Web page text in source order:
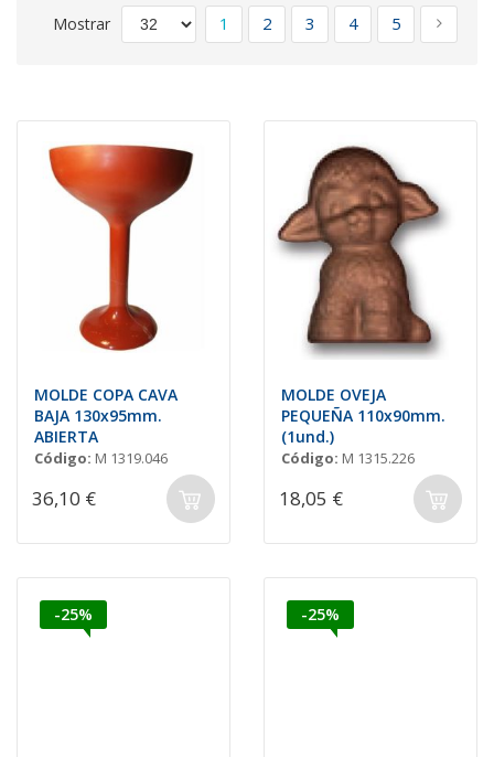
Mostrar
Página
Actualmente estás leyendo
1 Página
2 Página
3 Página
4 Página
5
MOLDE COPA CAVA
BAJA 130x95mm.
ABIERTA
Código: M 1319.046
36,10 €
MOLDE OVEJA
PEQUEÑA 110x90mm.
(1und.)
Código: M 1315.226
18,05 €
-25% -25%